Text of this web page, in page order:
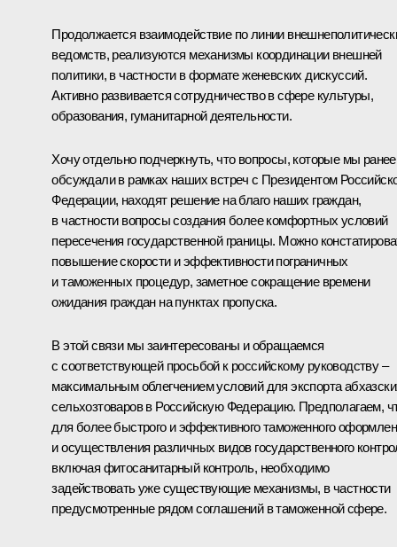
Продолжается взаимодействие по линии
ведомств, реализуются механизмы координации внешней
политики, в частности в формате женевских дискуссий.
Активно развивается сотрудничество в сфере культуры,
образования, гуманитарной деятельности.
Хочу отдельно подчеркнуть, что вопросы, которые мы ранее
обсуждали в рамках наших встреч с Президентом
Федерации, находят решение на благо наших граждан,
в частности вопросы создания более комфортных условий
пересечения государственной границы. Можно
повышение скорости и эффективности пограничных
и таможенных процедур, заметное сокращение времени
ожидания граждан на пунктах пропуска.
В этой связи мы заинтересованы и обращаемся
с соответствующей просьбой к российскому руководству –
максимальным облегчением условий для экспорта
сельхозтоваров в Российскую Федерацию. Предполагаем,
для более быстрого и эффективного таможенного
и осуществления различных видов государственного
включая фитосанитарный контроль, необходимо
задействовать уже существующие механизмы, в частности
предусмотренные рядом соглашений в таможенной сфере.